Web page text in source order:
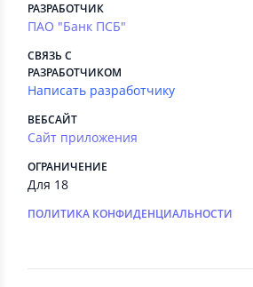
РАЗРАБОТЧИК
ПАО "Банк ПСБ"
СВЯЗЬ С
РАЗРАБОТЧИКОМ
Написать разработчику
ВЕБСАЙТ
Сайт приложения
ОГРАНИЧЕНИЕ
Для 18
ПОЛИТИКА КОНФИДЕНЦИАЛЬНОСТИ